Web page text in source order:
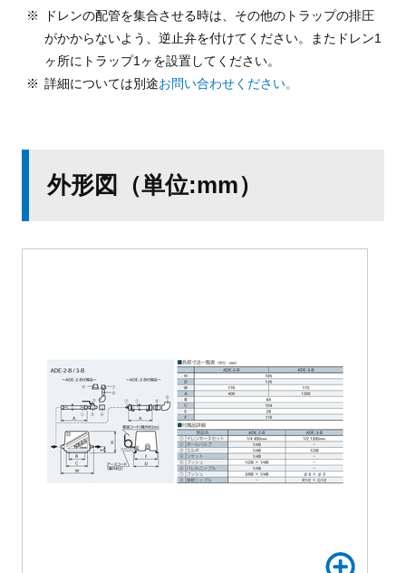
ドレンの配管を集合させる時は、その他のトラップの排圧
がかからないよう、逆止弁を付けてください。またドレン1
ヶ所にトラップ1ヶを設置してください。
詳細については別途お問い合わせください。
外形図（単位:mm）